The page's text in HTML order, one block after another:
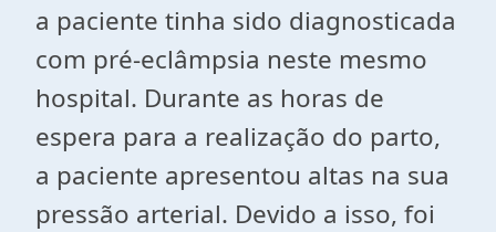
a paciente tinha sido diagnosticada
com pré-eclâmpsia neste mesmo
hospital. Durante as horas de
espera para a realização do parto,
a paciente apresentou altas na sua
pressão arterial. Devido a isso, foi